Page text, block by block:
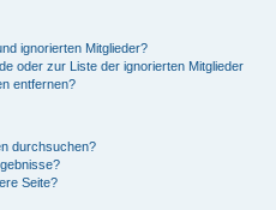
ignorierten Mitglieder?
oder zur Liste der ignorierten Mitglieder
entfernen?
durchsuchen?
Seite?